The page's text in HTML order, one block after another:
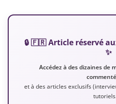
🔒 🇫🇷 Article réservé
✨
Accédez à des dizaines de
et à des articles exclusifs